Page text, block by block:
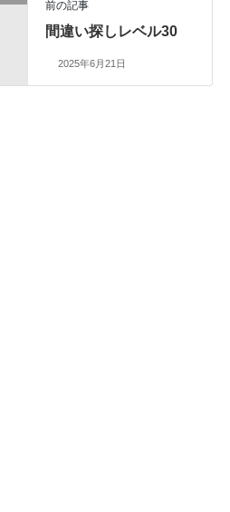
前の記事
間違い探しレベル30
2025年6月21日